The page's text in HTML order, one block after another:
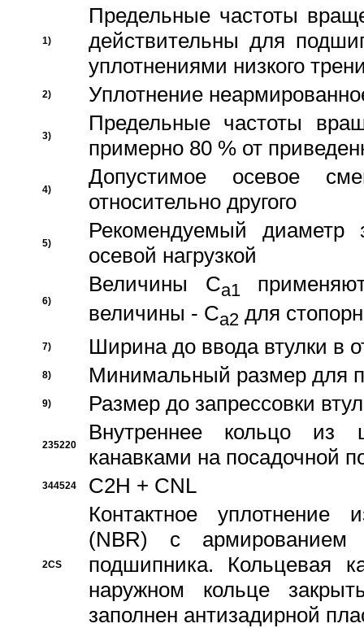
1)
Предельные частоты
действительны для
уплотнениями низкого
2) Уплотнение
3)
Предельные частоты
примерно 80 % от
4)
Допустимое осевое
относительно другого
5)
Рекомендуемый диаметр
осевой нагрузкой
6)
Величины Ca1
величины - Ca2 для
7) Ширина до ввода втулки в
8) Минимальный размер для
9) Размер до запрессовки
235220
Внутреннее кольцо из
канавками на посадочной
344524 C2H + CNL
2CS
Контактное уплотнение
(NBR) с
подшипника. Кольцевая
наружном кольце
заполнен антизадирной